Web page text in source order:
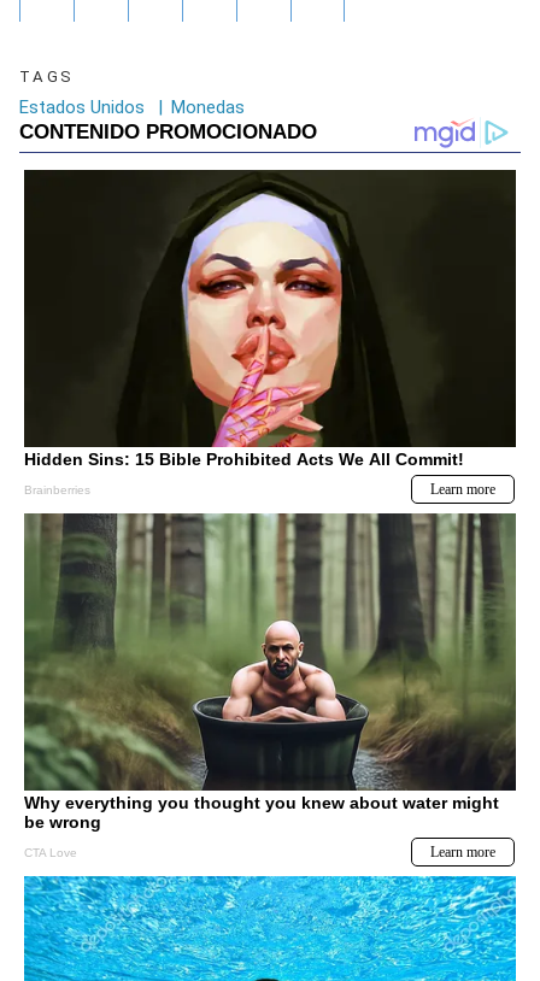
TAGS
Estados Unidos | Monedas